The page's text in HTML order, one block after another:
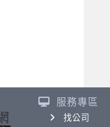
服務專區
找公司